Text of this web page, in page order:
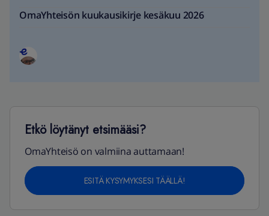
OmaYhteisön kuukausikirje kesäkuu 2026
Etkö löytänyt etsimääsi?
OmaYhteisö on valmiina auttamaan!
ESITÄ KYSYMYKSESI TÄÄLLÄ!